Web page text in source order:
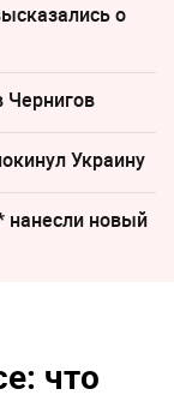
о
Чернигов
Украину
новый
что